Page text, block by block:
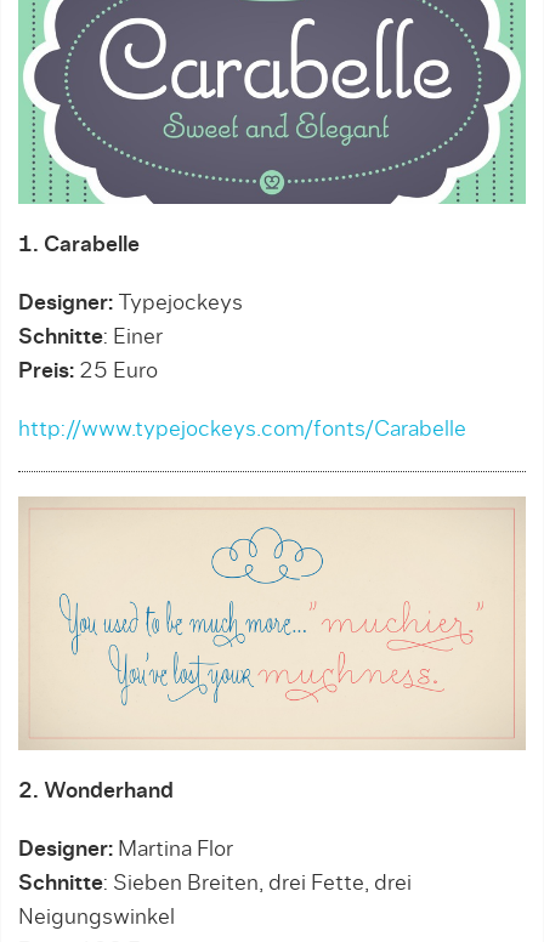
1. Carabelle
Designer: Typejockeys
Schnitte: Einer
Preis: 25 Euro
http://www.typejockeys.com/fonts/Carabelle
2. Wonderhand
Designer: Martina Flor
Schnitte: Sieben Breiten, drei Fette, drei
Neigungswinkel